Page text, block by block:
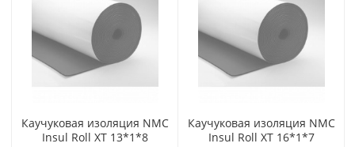
Каучуковая изоляция NMC
Insul Roll XT 13*1*8
Каучуковая изоляция NMC
Insul Roll XT 16*1*7